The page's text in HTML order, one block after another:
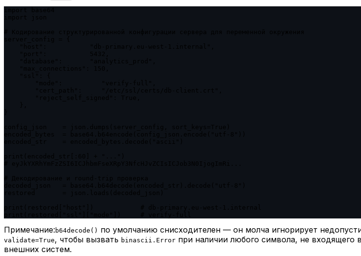
Примечание: b64decode() по умолчанию снисходителен — он молча игнорирует
validate=True, чтобы вызвать binascii.Error при наличии любого символа, не входящего
внешних систем.